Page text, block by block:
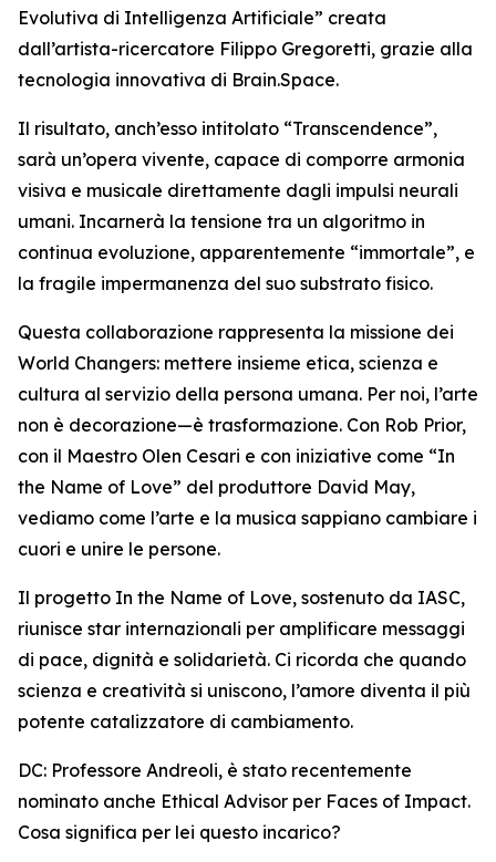
Evolutiva di Intelligenza Artificiale” creata
dall’artista-ricercatore Filippo Gregoretti, grazie alla
tecnologia innovativa di Brain.Space.
Il risultato, anch’esso intitolato “Transcendence”,
sarà un’opera vivente, capace di comporre armonia
visiva e musicale direttamente dagli impulsi neurali
umani. Incarnerà la tensione tra un algoritmo in
continua evoluzione, apparentemente “immortale”, e
la fragile impermanenza del suo substrato fisico.
Questa collaborazione rappresenta la missione dei
World Changers: mettere insieme etica, scienza e
cultura al servizio della persona umana. Per noi, l’arte
non è decorazione—è trasformazione. Con Rob Prior,
con il Maestro Olen Cesari e con iniziative come “In
the Name of Love” del produttore David May,
vediamo come l’arte e la musica sappiano cambiare i
cuori e unire le persone.
Il progetto In the Name of Love, sostenuto da IASC,
riunisce star internazionali per amplificare messaggi
di pace, dignità e solidarietà. Ci ricorda che quando
scienza e creatività si uniscono, l’amore diventa il più
potente catalizzatore di cambiamento.
DC: Professore Andreoli, è stato recentemente
nominato anche Ethical Advisor per Faces of Impact.
Cosa significa per lei questo incarico?